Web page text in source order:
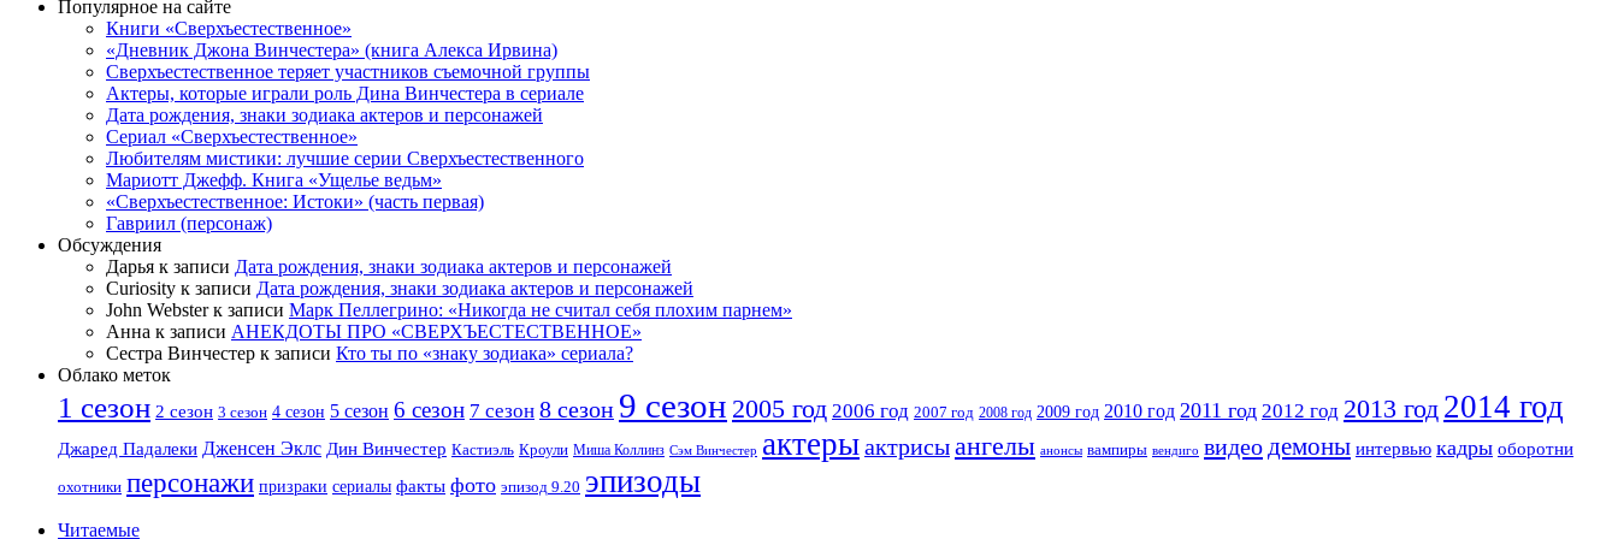
Популярное на сайте
Книги «Сверхъестественное»
«Дневник Джона Винчестера» (книга Алекса Ирвина)
Сверхъестественное теряет участников съемочной группы
Актеры, которые играли роль Дина Винчестера в сериале
Дата рождения, знаки зодиака актеров и персонажей
Сериал «Сверхъестественное»
Любителям мистики: лучшие серии Сверхъестественного
Мариотт Джефф. Книга «Ущелье ведьм»
«Сверхъестественное: Истоки» (часть первая)
Гавриил (персонаж)
Обсуждения
Дарья к записи Дата рождения, знаки зодиака актеров и персонажей
Curiosity к записи Дата рождения, знаки зодиака актеров и персонажей
John Webster к записи Марк Пеллегрино: «Никогда не считал себя плохим парнем»
Анна к записи АНЕКДОТЫ ПРО «СВЕРХЪЕСТЕСТВЕННОЕ»
Сестра Винчестер к записи Кто ты по «знаку зодиака» сериала?
Облако меток
1 сезон 2 сезон 3 сезон 4 сезон 5 сезон 6 сезон 7 сезон 8 сезон 9 сезон 2005 год 2006 год 2007 год 2008 год 2009 год 2010 год 2011 год 2012 год 2013 год 2014 год
Джаред Падалеки Дженсен Эклс Дин Винчестер Кастиэль Кроули Миша Коллинз Сэм Винчестер актерыактрисыангелы анонсы вампиры вендиго видео демоны интервью кадры оборотни
охотники персонажи призраки сериалы факты фото эпизод 9.20 эпизоды
Читаемые